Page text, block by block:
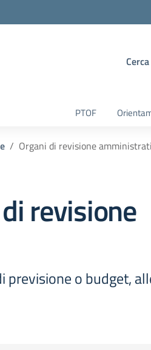
Cerca
PTOF
Organi di revisione
revisione
o budget,